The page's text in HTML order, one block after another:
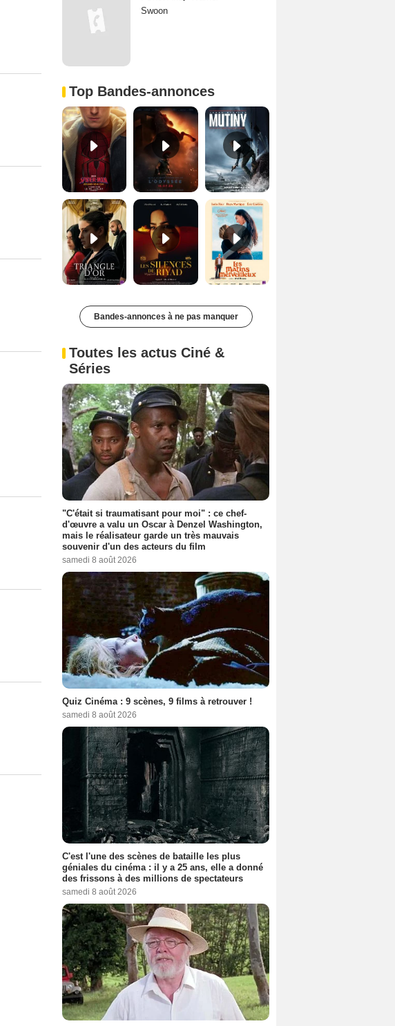
Swoon
Top Bandes-annonces
Spider-Man: Brand New Day Bande-annonce VO STFR L'Odyssée Bande-annonce VO STFR
Les Silences de Riyad Bande-annonce VO STFR Les Matins merveilleux Bande-annonce VF
Bandes-annonces à ne pas manquer
Toutes les actus Ciné &
Séries
"C'était si traumatisant pour moi" : ce chef-
d'œuvre a valu un Oscar à Denzel Washington,
mais le réalisateur garde un très mauvais
souvenir d'un des acteurs du film
samedi 8 août 2026
Quiz Cinéma : 9 scènes, 9 films à retrouver !
samedi 8 août 2026
C'est l'une des scènes de bataille les plus
géniales du cinéma : il y a 25 ans, elle a donné
des frissons à des millions de spectateurs
samedi 8 août 2026